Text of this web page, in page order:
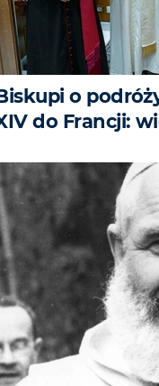
o
do Francji: